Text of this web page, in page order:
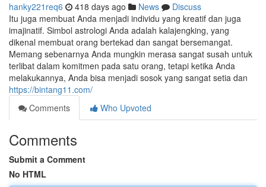
hanky221req6 418 days ago News
Discuss
Itu juga membuat Anda menjadi individu yang kreatif dan juga
imajinatif. Simbol astrologi Anda adalah kalajengking, yang
dikenal membuat orang bertekad dan sangat bersemangat.
Memang sebenarnya Anda mungkin merasa sangat susah untuk
terlibat dalam komitmen pada satu orang, tetapi ketika Anda
melakukannya, Anda bisa menjadi sosok yang sangat setia dan
https://bintang11.com/
Comments
Who Upvoted
Comments
Submit a Comment
No HTML